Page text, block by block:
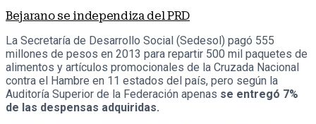
Bejarano se independiza del PRD
La Secretaría de Desarrollo Social (Sedesol) pagó 555
millones de pesos en 2013 para repartir 500 mil paquetes de
alimentos y artículos promocionales de la Cruzada Nacional
contra el Hambre en 11 estados del país, pero según la
Auditoría Superior de la Federación apenas se entregó 7%
de las despensas adquiridas.